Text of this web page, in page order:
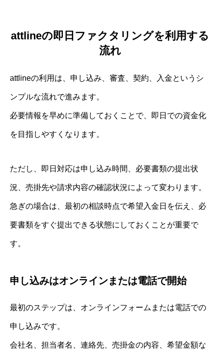
attlineの即日ファクタリングを利用する
流れ
attlineの利用は、申し込み、審査、契約、入金というシ
ンプルな流れで進みます。
必要情報を早めに準備しておくことで、即日での資金化
を目指しやすくなります。
ただし、即日対応は申し込み時間、必要書類の提出状
況、売掛先や請求内容の確認状況によって変わります。
急ぎの場合は、最初の相談時点で希望入金日を伝え、必
要書類をすぐ提出できる状態にしておくことが重要で
す。
申し込みはオンラインまたは電話で開始
最初のステップは、オンラインフォームまたは電話での
申し込みです。
会社名、担当者名、連絡先、売掛金の内容、希望金額な